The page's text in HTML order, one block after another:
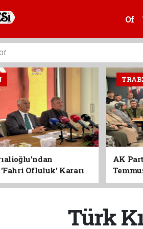
Of
Ofluluk' Kararı
AK
Birlik
Türk